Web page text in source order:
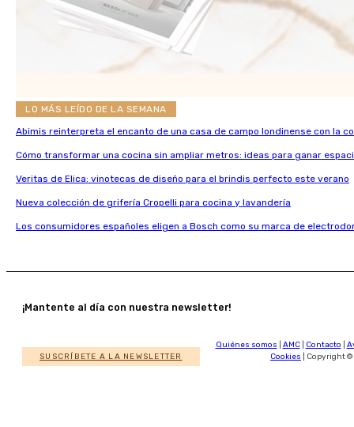
LO MÁS LEÍDO DE LA SEMANA
Abimis reinterpreta el encanto de una casa de campo londinense con la
Cómo transformar una cocina sin ampliar metros: ideas para ganar
Veritas de Elica: vinotecas de diseño para el brindis perfecto este verano
Nueva colección de grifería Cropelli para cocina y lavandería
Los consumidores españoles eligen a Bosch como su marca de
¡Mantente al día con nuestra newsletter!
SUSCRÍBETE A LA NEWSLETTER
Quiénes somos AMC| Contacto
Cookies | Copyright